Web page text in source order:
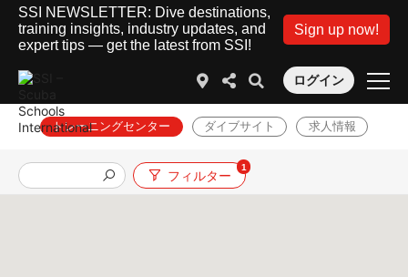
SSI NEWSLETTER: Dive destinations,
training insights, industry updates, and
expert tips — get the latest from SSI!
Sign up now!
ログイン
トレーニングセンター ダイブサイト 求人情報
フィルター
1